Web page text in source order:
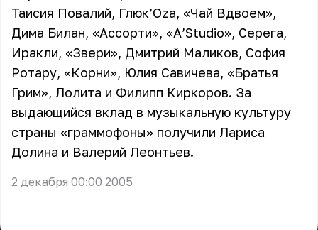
Таисия Повалий, Глюк’Oza, «Чай Вдвоем»,
Дима Билан, «Ассорти», «А’Studio», Серега,
Иракли, «Звери», Дмитрий Маликов, София
Ротару, «Корни», Юлия Савичева, «Братья
Грим», Лолита и Филипп Киркоров. За
выдающийся вклад в музыкальную культуру
страны «граммофоны» получили Лариса
Долина и Валерий Леонтьев.
2 декабря 00:00 2005